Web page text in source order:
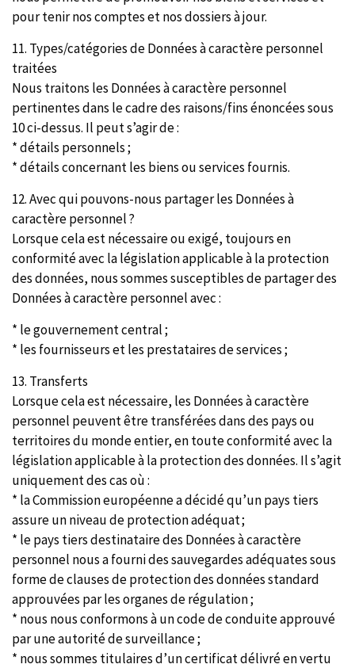
pour tenir nos comptes et nos dossiers à jour.
11. Types/catégories de Données à caractère personnel
traitées
Nous traitons les Données à caractère personnel
pertinentes dans le cadre des raisons/fins énoncées sous
10 ci-dessus. Il peut s’agir de :
* détails personnels ;
* détails concernant les biens ou services fournis.
12. Avec qui pouvons-nous partager les Données à
caractère personnel ?
Lorsque cela est nécessaire ou exigé, toujours en
conformité avec la législation applicable à la protection
des données, nous sommes susceptibles de partager des
Données à caractère personnel avec :
* le gouvernement central ;
* les fournisseurs et les prestataires de services ;
13. Transferts
Lorsque cela est nécessaire, les Données à caractère
personnel peuvent être transférées dans des pays ou
territoires du monde entier, en toute conformité avec la
législation applicable à la protection des données. Il s’agit
uniquement des cas où :
* la Commission européenne a décidé qu’un pays tiers
assure un niveau de protection adéquat ;
* le pays tiers destinataire des Données à caractère
personnel nous a fourni des sauvegardes adéquates sous
forme de clauses de protection des données standard
approuvées par les organes de régulation ;
* nous nous conformons à un code de conduite approuvé
par une autorité de surveillance ;
* nous sommes titulaires d’un certificat délivré en vertu